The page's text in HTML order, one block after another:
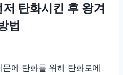
탄화시킨 후 왕겨
법
에 탄화를 위해 탄화로에